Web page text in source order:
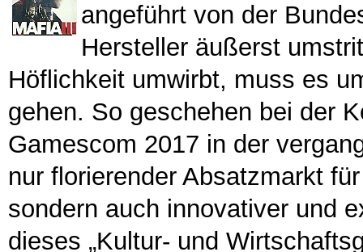
angeführt von der
Hersteller äußerst
Höflichkeit umwirbt, muss es
gehen. So geschehen bei der
Gamescom 2017 in der
nur florierender Absatzmarkt
sondern auch innovativer und
dieses „Kultur- und